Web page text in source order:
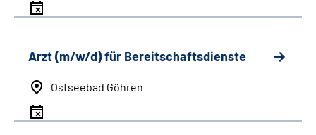
Arzt (m/w/d) für Bereitschaftsdienste
Ostseebad Göhren